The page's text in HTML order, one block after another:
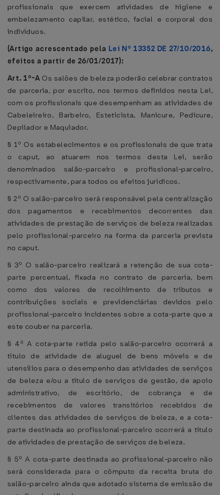
profissionais que exercem atividades de higiene e
embelezamento capilar, estético, facial e corporal dos
indivíduos.
(Artigo acrescentado pela Lei Nº 13352 DE 27/10/2016,
efeitos a partir de 26/01/2017):
Art. 1º-A Os salões de beleza poderão celebrar contratos
de parceria, por escrito, nos termos definidos nesta Lei,
com os profissionais que desempenham as atividades de
Cabeleireiro, Barbeiro, Esteticista, Manicure, Pedicure,
Depilador e Maquiador.
§ 1º Os estabelecimentos e os profissionais de que trata
o caput, ao atuarem nos termos desta Lei, serão
denominados salão-parceiro e profissional-parceiro,
respectivamente, para todos os efeitos jurídicos.
§ 2º O salão-parceiro será responsável pela centralização
dos pagamentos e recebimentos decorrentes das
atividades de prestação de serviços de beleza realizadas
pelo profissional-parceiro na forma da parceria prevista
no caput.
§ 3º O salão-parceiro realizará a retenção de sua cota-
parte percentual, fixada no contrato de parceria, bem
como dos valores de recolhimento de tributos e
contribuições sociais e previdenciárias devidos pelo
profissional-parceiro incidentes sobre a cota-parte que a
este couber na parceria.
§ 4º A cota-parte retida pelo salão-parceiro ocorrerá a
título de atividade de aluguel de bens móveis e de
utensílios para o desempenho das atividades de serviços
de beleza e/ou a título de serviços de gestão, de apoio
administrativo, de escritório, de cobrança e de
recebimentos de valores transitórios recebidos de
clientes das atividades de serviços de beleza, e a cota-
parte destinada ao profissional-parceiro ocorrerá a título
de atividades de prestação de serviços de beleza.
§ 5º A cota-parte destinada ao profissional-parceiro não
será considerada para o cômputo da receita bruta do
salão-parceiro ainda que adotado sistema de emissão de